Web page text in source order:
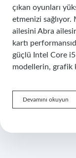
çıkan oyunları
etmenizi sağlıyor.
ailesini Abra
kartı
güçlü Intel Core i5
modellerin, grafik
Devamını okuyun